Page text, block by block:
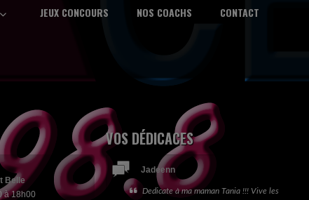
JEUX CONCOURS NOS COACHS CONTACT
Belle
à 18h00
VOS DÉDICACES
Jadeenn
Dedicate à ma maman Tania !!! Vive les